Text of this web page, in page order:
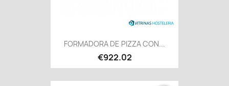
FORMADORA DE PIZZA CON...
€922.02